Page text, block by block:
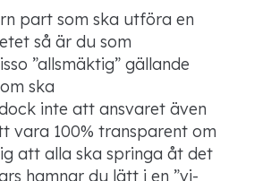
part som ska utföra en
så är du som
”allsmäktig” gällande
ska
inte att ansvaret även
vara 100% transparent om
att alla ska springa åt det
hamnar du lätt i en ”vi-